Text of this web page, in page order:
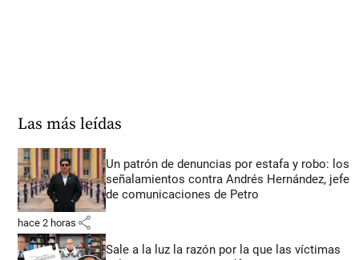
Las más leídas
Un patrón de denuncias por estafa y robo: los
señalamientos contra Andrés Hernández, jefe
de comunicaciones de Petro
hace 2 horas share
Sale a la luz la razón por la que las víctimas